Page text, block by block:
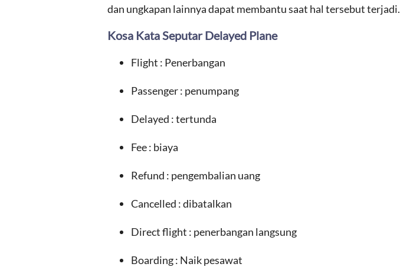
dan ungkapan lainnya dapat membantu saat hal tersebut terjadi.
Kosa Kata Seputar Delayed Plane
Flight : Penerbangan
Passenger : penumpang
Delayed : tertunda
Fee : biaya
Refund : pengembalian uang
Cancelled : dibatalkan
Direct flight : penerbangan langsung
Boarding : Naik pesawat